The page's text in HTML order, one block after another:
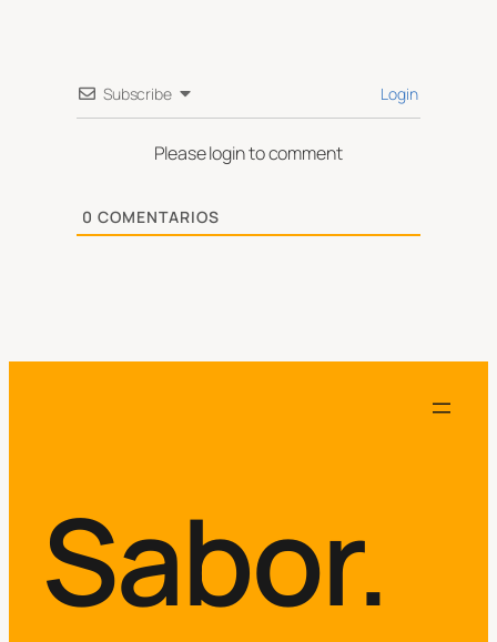
Subscribe Login
Please login to comment
0 COMENTARIOS
Sabor.